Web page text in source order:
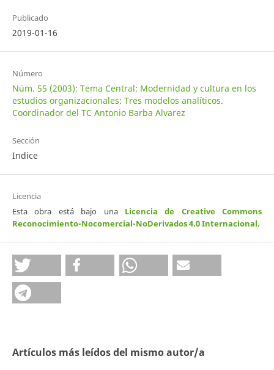
Publicado
2019-01-16
Número
Núm. 55 (2003): Tema Central: Modernidad y cultura en los
estudios organizacionales: Tres modelos analíticos.
Coordinador del TC Antonio Barba Alvarez
Sección
Indice
Licencia
Esta obra está bajo una Licencia de Creative Commons
Reconocimiento-Nocomercial-NoDerivados 4.0 Internacional.
Artículos más leídos del mismo autor/a